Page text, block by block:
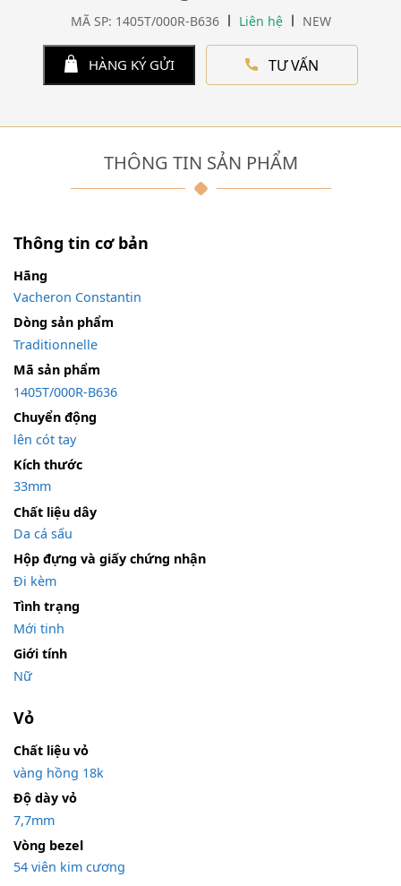
MÃ SP: 1405T/000R-B636 Liên hệ NEW
HÀNG KÝ GỬI TƯ VẤN
THÔNG TIN SẢN PHẨM
Thông tin cơ bản
Hãng
Vacheron Constantin
Dòng sản phẩm
Traditionnelle
Mã sản phẩm
1405T/000R-B636
Chuyển động
lên cót tay
Kích thước
33mm
Chất liệu dây
Da cá sấu
Hộp đựng và giấy chứng nhận
Đi kèm
Tình trạng
Mới tinh
Giới tính
Nữ
Vỏ
Chất liệu vỏ
vàng hồng 18k
Độ dày vỏ
7,7mm
Vòng bezel
54 viên kim cương